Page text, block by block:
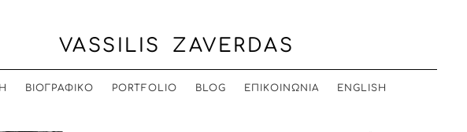
VASSILIS ZAVERDAS
ΒΙΟΓΡΑΦΙΚΟ PORTFOLIO BLOG ΕΠΙΚΟΙΝΩΝΙΑ ENGLISH